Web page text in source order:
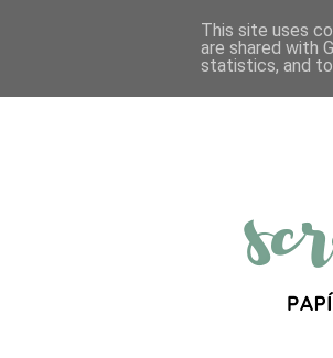
This site uses
are shared with
statistics, and